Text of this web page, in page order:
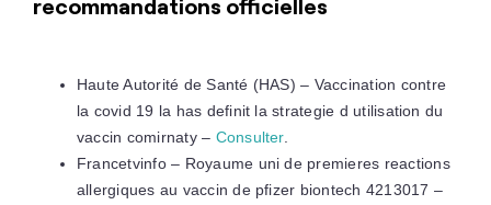
recommandations officielles
Haute Autorité de Santé (HAS) – Vaccination contre
la covid 19 la has definit la strategie d utilisation du
vaccin comirnaty – Consulter.
Francetvinfo – Royaume uni de premieres reactions
allergiques au vaccin de pfizer biontech 4213017 –